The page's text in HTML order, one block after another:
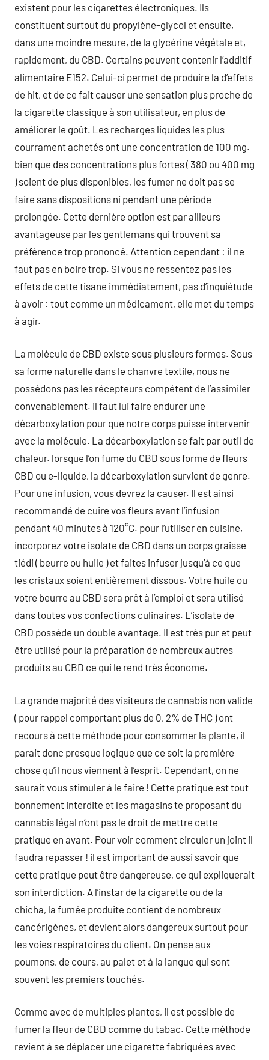
existent pour les cigarettes électroniques. Ils
constituent surtout du propylène-glycol et ensuite,
dans une moindre mesure, de la glycérine végétale et,
rapidement, du CBD. Certains peuvent contenir l’additif
alimentaire E152. Celui-ci permet de produire la d’effets
de hit, et de ce fait causer une sensation plus proche de
la cigarette classique à son utilisateur, en plus de
améliorer le goût. Les recharges liquides les plus
courrament achetés ont une concentration de 100 mg.
bien que des concentrations plus fortes ( 380 ou 400 mg
) soient de plus disponibles, les fumer ne doit pas se
faire sans dispositions ni pendant une période
prolongée. Cette dernière option est par ailleurs
avantageuse par les gentlemans qui trouvent sa
préférence trop prononcé. Attention cependant : il ne
faut pas en boire trop. Si vous ne ressentez pas les
effets de cette tisane immédiatement, pas d’inquiétude
à avoir : tout comme un médicament, elle met du temps
à agir.
La molécule de CBD existe sous plusieurs formes. Sous
sa forme naturelle dans le chanvre textile, nous ne
possédons pas les récepteurs compétent de l’assimiler
convenablement. il faut lui faire endurer une
décarboxylation pour que notre corps puisse intervenir
avec la molécule. La décarboxylation se fait par outil de
chaleur. lorsque l’on fume du CBD sous forme de fleurs
CBD ou e-liquide, la décarboxylation survient de genre.
Pour une infusion, vous devrez la causer. Il est ainsi
recommandé de cuire vos fleurs avant l’infusion
pendant 40 minutes à 120°C. pour l’utiliser en cuisine,
incorporez votre isolate de CBD dans un corps graisse
tiédi ( beurre ou huile ) et faites infuser jusqu’à ce que
les cristaux soient entièrement dissous. Votre huile ou
votre beurre au CBD sera prêt à l’emploi et sera utilisé
dans toutes vos confections culinaires. L’isolate de
CBD possède un double avantage. Il est très pur et peut
être utilisé pour la préparation de nombreux autres
produits au CBD ce qui le rend très économe.
La grande majorité des visiteurs de cannabis non valide
( pour rappel comportant plus de 0, 2% de THC ) ont
recours à cette méthode pour consommer la plante, il
parait donc presque logique que ce soit la première
chose qu’il nous viennent à l’esprit. Cependant, on ne
saurait vous stimuler à le faire ! Cette pratique est tout
bonnement interdite et les magasins te proposant du
cannabis légal n’ont pas le droit de mettre cette
pratique en avant. Pour voir comment circuler un joint il
faudra repasser ! il est important de aussi savoir que
cette pratique peut être dangereuse, ce qui expliquerait
son interdiction. A l’instar de la cigarette ou de la
chicha, la fumée produite contient de nombreux
cancérigènes, et devient alors dangereux surtout pour
les voies respiratoires du client. On pense aux
poumons, de cours, au palet et à la langue qui sont
souvent les premiers touchés.
Comme avec de multiples plantes, il est possible de
fumer la fleur de CBD comme du tabac. Cette méthode
revient à se déplacer une cigarette fabriquées avec